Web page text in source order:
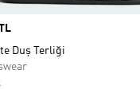
Duş Terliği